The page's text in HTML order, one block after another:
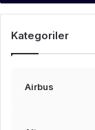
Kategoriler
Airbus